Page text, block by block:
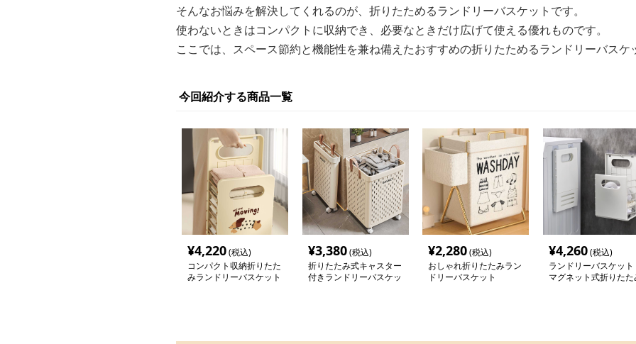
そんなお悩みを解決してくれるのが、折りたためるランドリーバスケットです。
使わないときはコンパクトに収納でき、必要なときだけ広げて使える優れものです。
ここでは、スペース節約と機能性を兼ね備えたおすすめの折りたためるランドリーバスケ
今回紹介する商品一覧
¥4,220(税込)
コンパクト収納折りたた
みランドリーバスケット
¥3,380(税込)
折りたたみ式キャスター
付きランドリーバスケッ
¥2,280(税込)
おしゃれ折りたたみラン
ドリーバスケット
¥4,260(税込)
ランドリーバスケット
マグネット式折りたた